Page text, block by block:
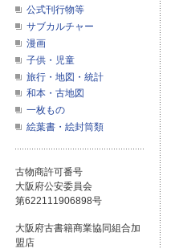
公式刊行物等
サブカルチャー
漫画
子供・児童
旅行・地図・統計
和本・古地図
一枚もの
絵葉書・絵封筒類
古物商許可番号
大阪府公安委員会
第622111906898号
大阪府古書籍商業協同組合加
盟店